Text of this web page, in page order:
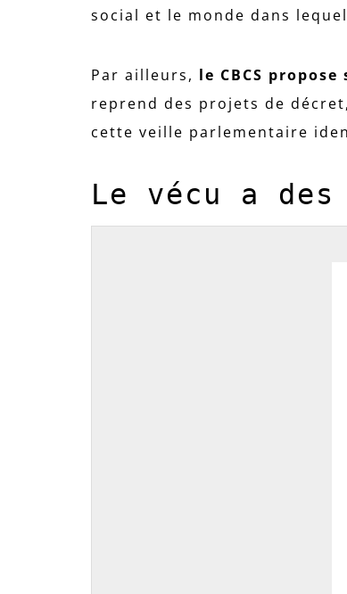
social et le monde dans
Par ailleurs, le CBCS
reprend des projets de
cette veille parlementaire
Le vécu a des